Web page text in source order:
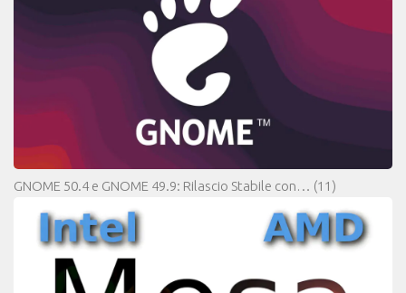
GNOME 50.4 e GNOME 49.9: Rilascio Stabile con… (11)